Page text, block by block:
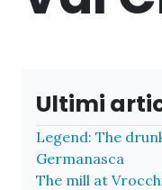
Ultimi
Legend: The
Germanasca
The mill at